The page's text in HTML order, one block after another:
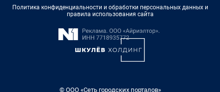
Политика конфиденциальности и обработки персональных данных и
правила использования сайта
© ООО «Сеть городских порталов»